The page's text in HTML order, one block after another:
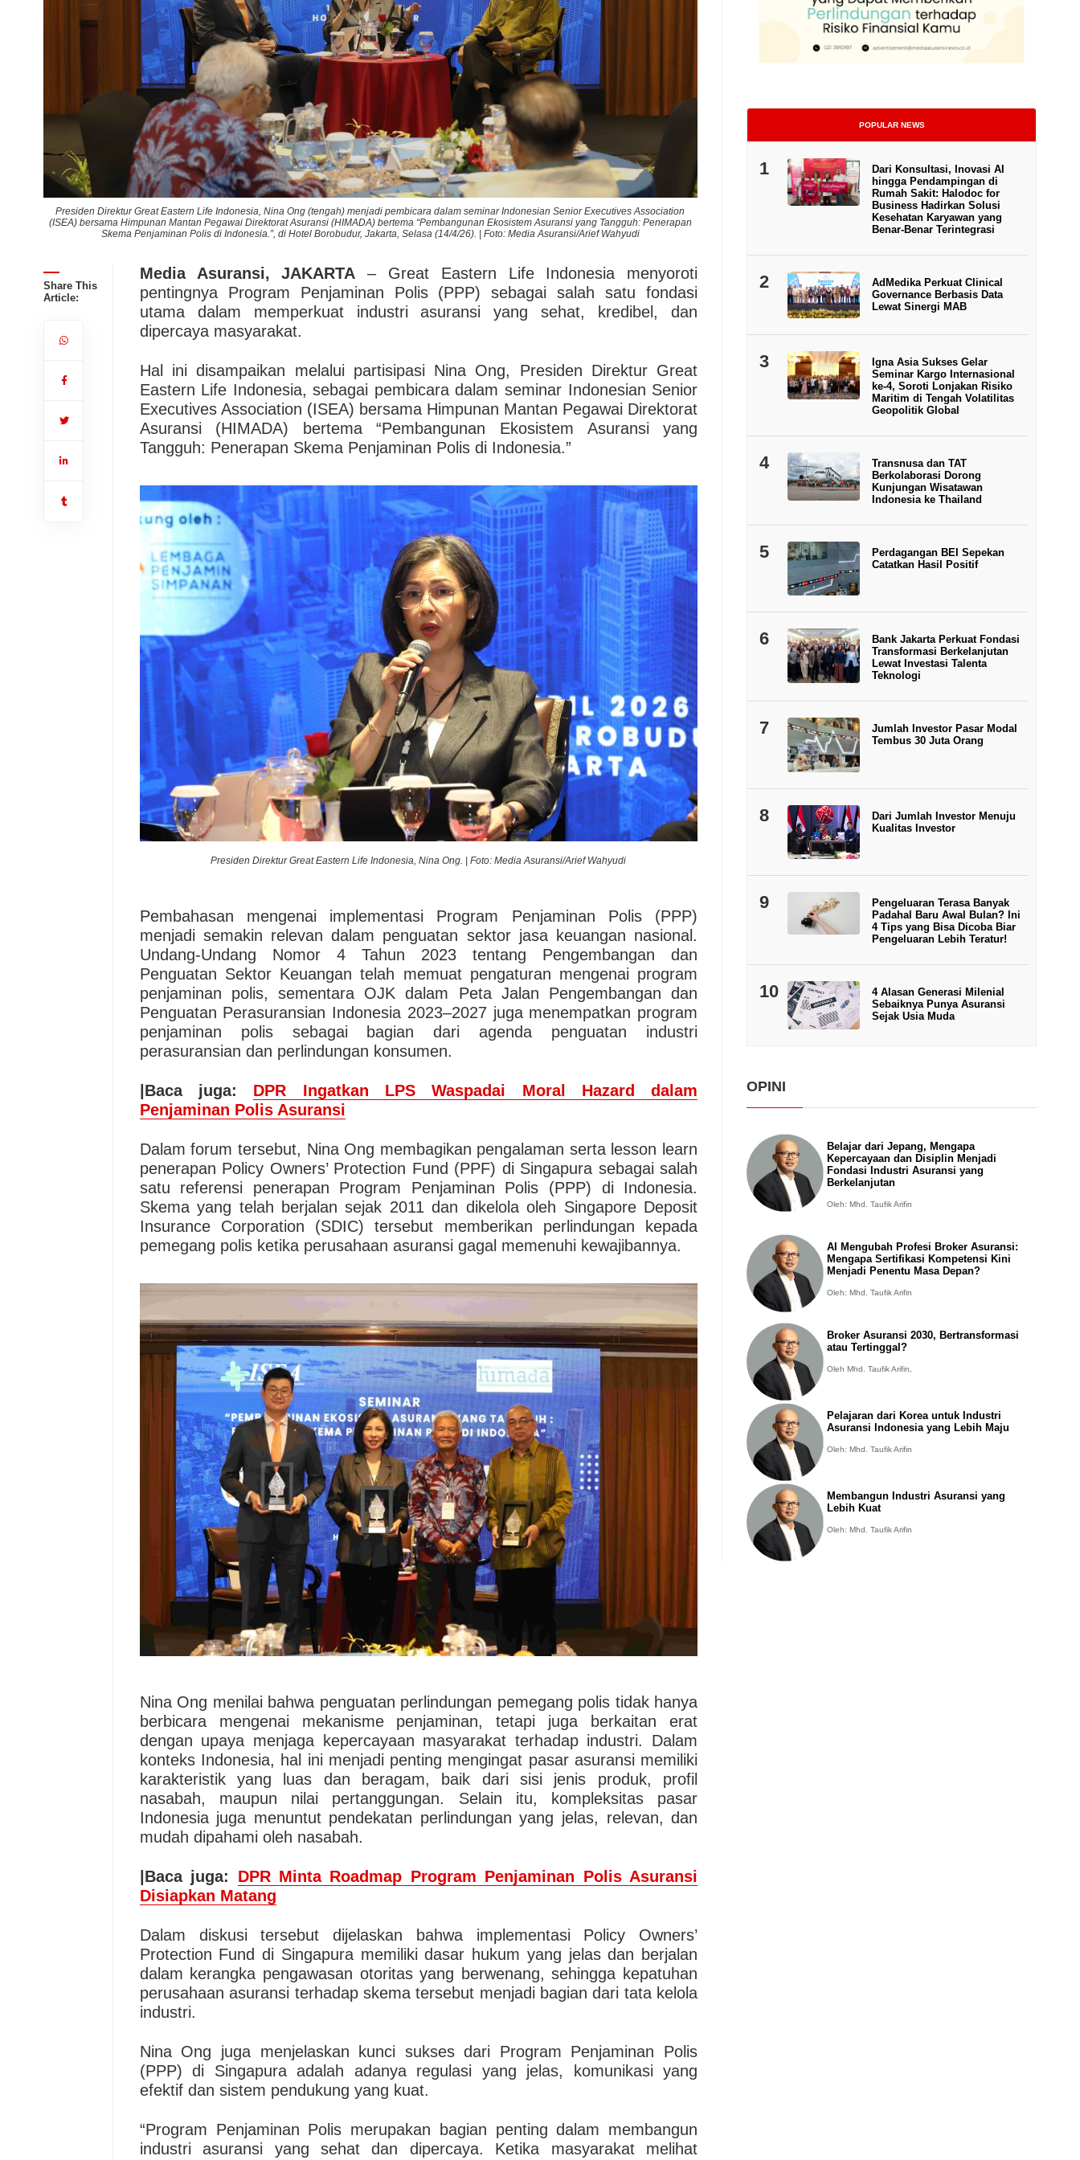
Presiden Direktur Great Eastern Life Indonesia, Nina Ong (tengah) menjadi pembicara dalam seminar Indonesian Senior Executives Association
(ISEA) bersama Himpunan Mantan Pegawai Direktorat Asuransi (HIMADA) bertema “Pembangunan Ekosistem Asuransi yang Tangguh: Penerapan
Skema Penjaminan Polis di Indonesia.”, di Hotel Borobudur, Jakarta, Selasa (14/4/26). | Foto: Media Asuransi/Arief Wahyudi
Presiden Direktur Great Eastern Life Indonesia, Nina Ong (tengah) menjadi
(ISEA) bersama Himpunan Mantan Pegawai Direktorat Asuransi (HIMADA) bertema
Skema Penjaminan Polis di Indonesia.”, di Hotel Borobudur, Jakarta,
Share This
Article:
Media Asuransi, JAKARTA – Great Eastern Life Indonesia menyoroti
pentingnya Program Penjaminan Polis (PPP) sebagai salah satu fondasi
utama dalam memperkuat industri asuransi yang sehat, kredibel, dan
dipercaya masyarakat.
Hal ini disampaikan melalui partisipasi Nina Ong, Presiden Direktur Great
Eastern Life Indonesia, sebagai pembicara dalam seminar Indonesian Senior
Executives Association (ISEA) bersama Himpunan Mantan Pegawai Direktorat
Asuransi (HIMADA) bertema “Pembangunan Ekosistem Asuransi yang
Tangguh: Penerapan Skema Penjaminan Polis di Indonesia.”
Presiden Direktur Great Eastern Life Indonesia, Nina Ong. | Foto: Media Asuransi/Arief Wahyudi
Pembahasan mengenai implementasi Program Penjaminan Polis (PPP)
menjadi semakin relevan dalam penguatan sektor jasa keuangan nasional.
Undang-Undang Nomor 4 Tahun 2023 tentang Pengembangan dan
Penguatan Sektor Keuangan telah memuat pengaturan mengenai program
penjaminan polis, sementara OJK dalam Peta Jalan Pengembangan dan
Penguatan Perasuransian Indonesia 2023–2027 juga menempatkan program
penjaminan polis sebagai bagian dari agenda penguatan industri
perasuransian dan perlindungan konsumen.
|Baca juga: DPR Ingatkan LPS Waspadai Moral Hazard dalam
Penjaminan Polis Asuransi
Dalam forum tersebut, Nina Ong membagikan pengalaman serta lesson learn
penerapan Policy Owners’ Protection Fund (PPF) di Singapura sebagai salah
satu referensi penerapan Program Penjaminan Polis (PPP) di Indonesia.
Skema yang telah berjalan sejak 2011 dan dikelola oleh Singapore Deposit
Insurance Corporation (SDIC) tersebut memberikan perlindungan kepada
pemegang polis ketika perusahaan asuransi gagal memenuhi kewajibannya.
Nina Ong menilai bahwa penguatan perlindungan pemegang polis tidak hanya
berbicara mengenai mekanisme penjaminan, tetapi juga berkaitan erat
dengan upaya menjaga kepercayaan masyarakat terhadap industri. Dalam
konteks Indonesia, hal ini menjadi penting mengingat pasar asuransi memiliki
karakteristik yang luas dan beragam, baik dari sisi jenis produk, profil
nasabah, maupun nilai pertanggungan. Selain itu, kompleksitas pasar
Indonesia juga menuntut pendekatan perlindungan yang jelas, relevan, dan
mudah dipahami oleh nasabah.
|Baca juga: DPR Minta Roadmap Program Penjaminan Polis Asuransi
Disiapkan Matang
Dalam diskusi tersebut dijelaskan bahwa implementasi Policy Owners’
Protection Fund di Singapura memiliki dasar hukum yang jelas dan berjalan
dalam kerangka pengawasan otoritas yang berwenang, sehingga kepatuhan
perusahaan asuransi terhadap skema tersebut menjadi bagian dari tata kelola
industri.
Nina Ong juga menjelaskan kunci sukses dari Program Penjaminan Polis
(PPP) di Singapura adalah adanya regulasi yang jelas, komunikasi yang
efektif dan sistem pendukung yang kuat.
“Program Penjaminan Polis merupakan bagian penting dalam membangun
industri asuransi yang sehat dan dipercaya. Ketika masyarakat melihat
POPULAR NEWS
1
Dari Konsultasi, Inovasi AI
hingga Pendampingan di
Rumah Sakit: Halodoc for
Business Hadirkan Solusi
Kesehatan Karyawan yang
Benar-Benar Terintegrasi
2
AdMedika Perkuat Clinical
Governance Berbasis Data
Lewat Sinergi MAB
3
Igna Asia Sukses Gelar
Seminar Kargo Internasional
ke-4, Soroti Lonjakan Risiko
Maritim di Tengah Volatilitas
Geopolitik Global
4
Transnusa dan TAT
Berkolaborasi Dorong
Kunjungan Wisatawan
Indonesia ke Thailand
5
Perdagangan BEI Sepekan
Catatkan Hasil Positif
6
Bank Jakarta Perkuat Fondasi
Transformasi Berkelanjutan
Lewat Investasi Talenta
Teknologi
7
Jumlah Investor Pasar Modal
Tembus 30 Juta Orang
8
Dari Jumlah Investor Menuju
Kualitas Investor
9
Pengeluaran Terasa Banyak
Padahal Baru Awal Bulan? Ini
4 Tips yang Bisa Dicoba Biar
Pengeluaran Lebih Teratur!
10
4 Alasan Generasi Milenial
Sebaiknya Punya Asuransi
Sejak Usia Muda
OPINI
Belajar dari Jepang, Mengapa
Kepercayaan dan Disiplin Menjadi
Fondasi Industri Asuransi yang
Berkelanjutan
Oleh: Mhd. Taufik Arifin
AI Mengubah Profesi Broker Asuransi:
Mengapa Sertifikasi Kompetensi Kini
Menjadi Penentu Masa Depan?
Oleh: Mhd. Taufik Arifin
Broker Asuransi 2030, Bertransformasi
atau Tertinggal?
Oleh Mhd. Taufik Arifin,
Pelajaran dari Korea untuk Industri
Asuransi Indonesia yang Lebih Maju
Oleh: Mhd. Taufik Arifin
Membangun Industri Asuransi yang
Lebih Kuat
Oleh: Mhd. Taufik Arifin